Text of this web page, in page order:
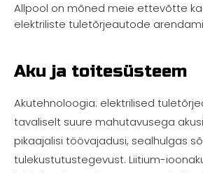
Allpool on mõned meie ettevõtte
elektriliste tuletõrjeautode
Aku ja toitesüsteem
Akutehnoloogia: elektrilised
tavaliselt suure mahutavusega
pikaajalisi töövajadusi, sealhulgas
tulekustutustegevust. Liitium-